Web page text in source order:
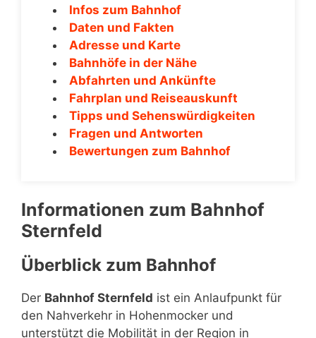
Infos zum Bahnhof
Daten und Fakten
Adresse und Karte
Bahnhöfe in der Nähe
Abfahrten und Ankünfte
Fahrplan und Reiseauskunft
Tipps und Sehenswürdigkeiten
Fragen und Antworten
Bewertungen zum Bahnhof
Informationen zum Bahnhof
Sternfeld
Überblick zum Bahnhof
Der Bahnhof Sternfeld ist ein Anlaufpunkt für
den Nahverkehr in Hohenmocker und
unterstützt die Mobilität in der Region in